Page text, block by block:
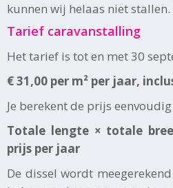
kunnen wij helaas niet stallen.
Tarief caravanstalling
Het tarief is tot en met 30
€ 31,00 per m² per jaar,
Je berekent de prijs
Totale lengte × totale
prijs per jaar
De dissel wordt